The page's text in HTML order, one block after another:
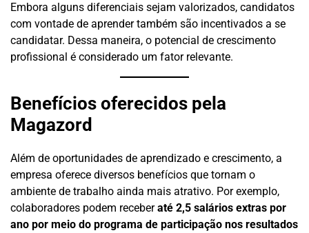
Embora alguns diferenciais sejam valorizados, candidatos
com vontade de aprender também são incentivados a se
candidatar. Dessa maneira, o potencial de crescimento
profissional é considerado um fator relevante.
Benefícios oferecidos pela
Magazord
Além de oportunidades de aprendizado e crescimento, a
empresa oferece diversos benefícios que tornam o
ambiente de trabalho ainda mais atrativo. Por exemplo,
colaboradores podem receberaté 2,5 salários extras por
ano por meio do programa de participação nos resultados